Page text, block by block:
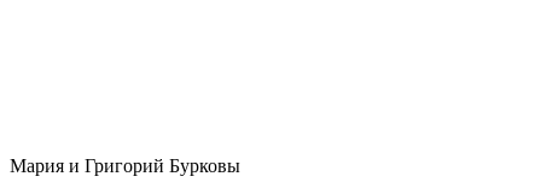
Мария и Григорий Бурковы